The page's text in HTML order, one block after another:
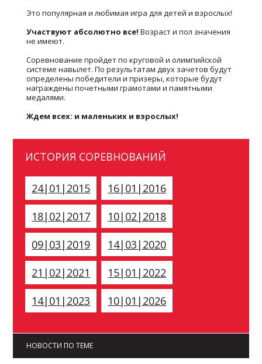
Это популярная и любимая игра для детей и взрослых!
Участвуют абсолютно все! Возраст и пол значения
не имеют.
Соревнование пройдет по круговой и олимпийской
системе навылет. По результатам двух зачетов будут
определены победители и призеры, которые будут
награждены почетными грамотами и памятными
медалями.
Ждем всех: и маленьких и взрослых!
ИСТОРИЯ СОРЕВНОВАНИЙ
24|01|2015
16|01|2016
18|02|2017
10|02|2018
09|03|2019
14|03|2020
21|02|2021
15|01|2022
14|01|2023
10|01|2026
НОВОСТИ ПО ТЕМЕ